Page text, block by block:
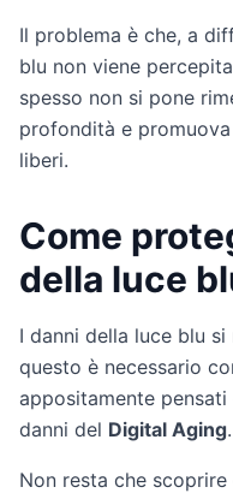
Il problema è che, a
blu non viene
spesso non si pone
profondità e
liberi.
Come
della luce
I danni della luce blu
questo è necessario
appositamente
danni del Digital Aging.
Non resta che scoprire